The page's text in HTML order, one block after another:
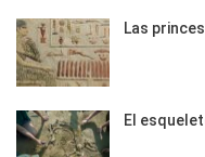
Las
El